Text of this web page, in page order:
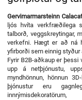
Gervimarmarsteinn
ljós hvíta verkfræðilega
talborð, veggskreytingar,
verkefni. Hægt er að ná
yfirborði sem einnig
Fyrir B2B-aðkaup er
upp á netþjónustu,
myndhönnun, hönnun
þjónustur eru